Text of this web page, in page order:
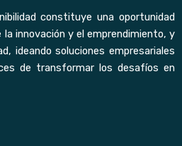
constituye una oportunidad
innovación y el emprendimiento, y
ideando soluciones empresariales
de transformar los desafíos en